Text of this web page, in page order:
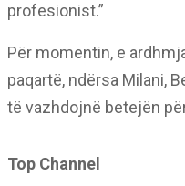
profesionist.”
Për momentin, e
paqartë, ndërsa Milani,
të vazhdojnë betejën
Top Channel